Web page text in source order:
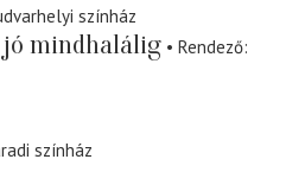
színház
jó mindhalálig
Rendező
színház